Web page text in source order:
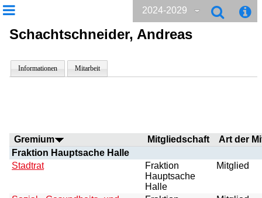
2024-2029
Schachtschneider, Andreas
Informationen Mitarbeit
Gremium Mitgliedschaft
Art der
Fraktion Hauptsache Halle
Stadtrat
Fraktion
Hauptsache
Halle
Mitglied